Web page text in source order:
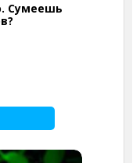
Сумеешь